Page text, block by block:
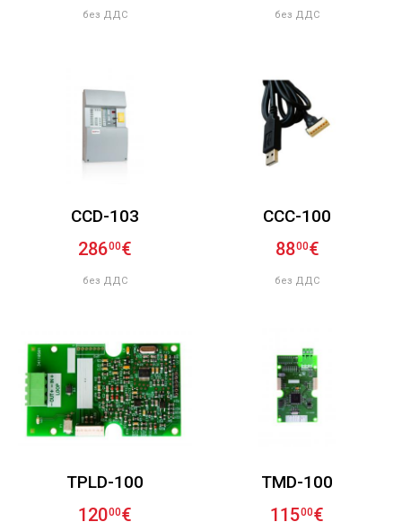
без ДДС без ДДС
CCD-103
28600€
без ДДС
CCC-100
8800€
без ДДС
TPLD-100
12000€
TMD-100
11500€